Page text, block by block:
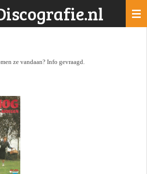
ze vandaan? Info gevraagd.